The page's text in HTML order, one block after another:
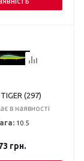
(297)
в наявності
10.5
грн.